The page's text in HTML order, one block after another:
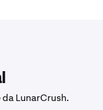
LunarCrush.